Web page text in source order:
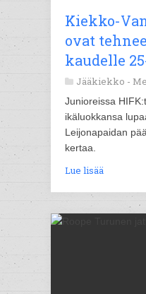
Kiekko-
ovat
kaudelle
Jääkiekko -
Junioreissa
ikäluokkansa
Leijonapaidan
kertaa.
Lue lisää